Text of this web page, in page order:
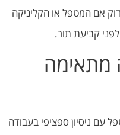
אם המטפל או הקליניקה
קביעת תור.
מתאימה
עם ניסיון ספציפי בעבודה